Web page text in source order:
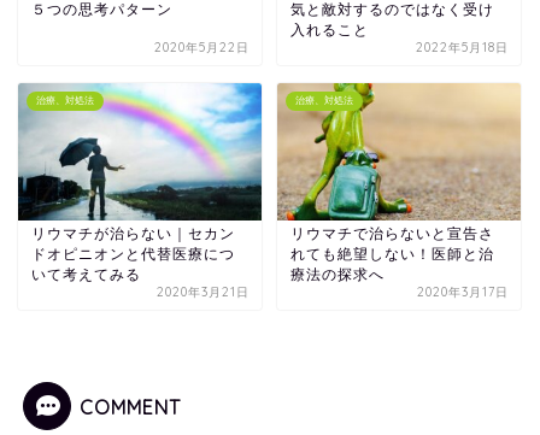
５つの思考パターン
2020年5月22日
気と敵対するのではなく受け
入れること
2022年5月18日
治療、対処法
リウマチが治らない｜セカン
ドオピニオンと代替医療につ
いて考えてみる
2020年3月21日
治療、対処法
リウマチで治らないと宣告さ
れても絶望しない！医師と治
療法の探求へ
2020年3月17日
COMMENT